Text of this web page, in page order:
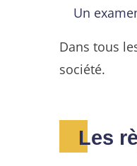
Un
Dans tous
société.
Les